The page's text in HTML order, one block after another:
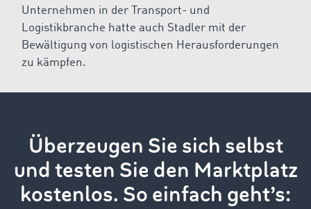
Unternehmen in der Transport- und
Logistikbranche hatte auch Stadler mit der
Bewältigung von logistischen Herausforderungen
zu kämpfen.
Überzeugen Sie sich selbst
und testen Sie den Marktplatz
kostenlos. So einfach geht’s: